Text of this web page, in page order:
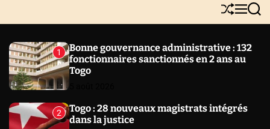
W
S
S
h
l
e
M
e
u
S
e
r
c
1
Bonne gouvernance administrative : 132
fonctionnaires sanctionnés en 2 ans au
Togo
2
Togo : 28 nouveaux magistrats intégrés
dans la justice